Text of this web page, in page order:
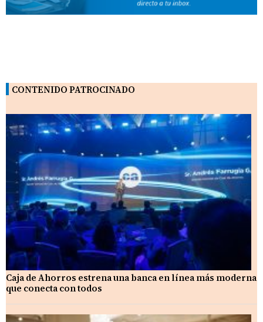
CONTENIDO PATROCINADO
Caja de Ahorros estrena una banca en línea más moderna
que conecta con todos